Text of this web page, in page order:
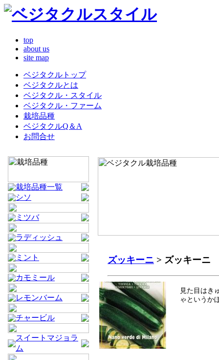
top
about us
site map
ベジタクルトップ
ベジタクルとは
ベジタクル・スタイル
ベジタクル・ファーム
栽培品種
ベジタクルQ＆A
お問合せ
栽培品種一覧
シソ
ミツバ
ラディッシュ
ミント
カモミール
レモンバーム
チャービル
スイートマジョラ
ム
ズッキーニ > ズッキーニ
見た目はき
ゃというか